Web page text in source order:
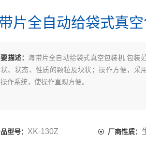
片全自动给袋式真
描述： 海带片全自动给袋式真空包装机 包装
、状态、性质的颗粒及块状；操作方便，采
作系统，使操作直观方便。
型号：XK-130Z 厂商性质：